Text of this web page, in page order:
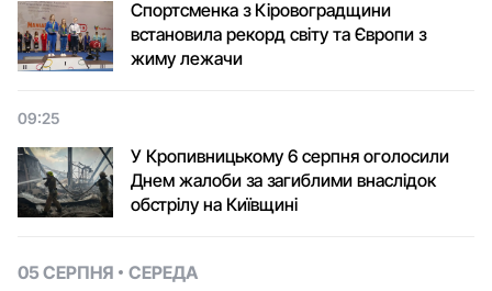
Спортсменка з Кіровоградщини
встановила рекорд світу та Європи з
жиму лежачи
09:25
У Кропивницькому 6 серпня оголосили
Днем жалоби за загиблими внаслідок
обстрілу на Київщині
05 СЕРПНЯ СЕРЕДА